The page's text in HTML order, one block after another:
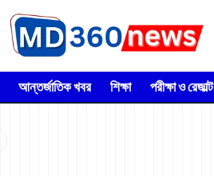
আন্তর্জাতিক খবর শিক্ষা পরীক্ষা ও রেজাল্ট